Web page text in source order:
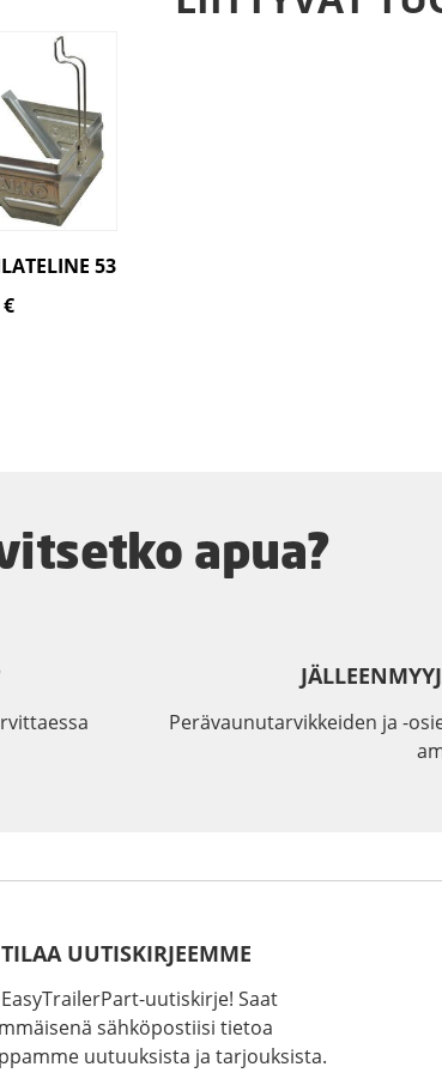
53
€
apua?
Perävaunutarvikkeiden ja -
TILAA UUTISKIRJEEMME
uutiskirje! Saat
sähköpostiisi tietoa
uutuuksista ja tarjouksista.